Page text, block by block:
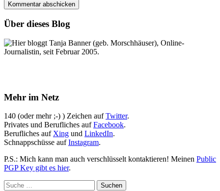
Über dieses Blog
Hier bloggt Tanja Banner (geb. Morschhäuser), Online-
Journalistin, seit Februar 2005.
Mehr im Netz
140 (oder mehr ;-) ) Zeichen aufTwitter.
Privates und Berufliches aufFacebook.
Berufliches auf Xing und LinkedIn.
Schnappschüsse aufInstagram.
P.S.: Mich kann man auch verschlüsselt kontaktieren! Meinen Public
PGP Key gibt es hier.